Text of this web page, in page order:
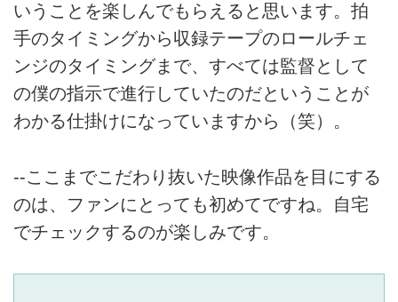
いうことを楽しんでもらえると思います。拍
手のタイミングから収録テープのロールチェ
ンジのタイミングまで、すべては監督として
の僕の指示で進行していたのだということが
わかる仕掛けになっていますから（笑）。
--ここまでこだわり抜いた映像作品を目にする
のは、ファンにとっても初めてですね。自宅
でチェックするのが楽しみです。